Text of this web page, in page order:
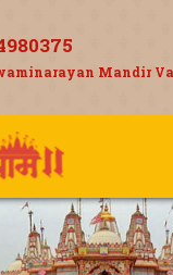
Mandir